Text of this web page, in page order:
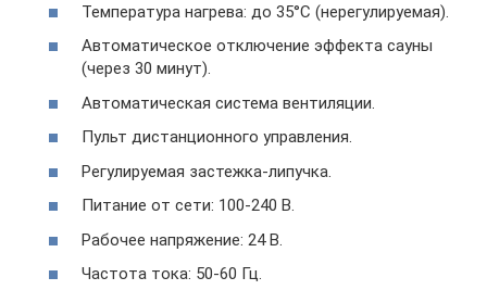
Температура нагрева: до 35°C (нерегулируемая).
Автоматическое отключение эффекта сауны
(через 30 минут).
Автоматическая система вентиляции.
Пульт дистанционного управления.
Регулируемая застежка-липучка.
Питание от сети: 100-240 В.
Рабочее напряжение: 24 В.
Частота тока: 50-60 Гц.